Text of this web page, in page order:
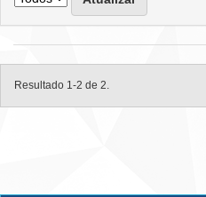
Resultado 1-2 de 2.